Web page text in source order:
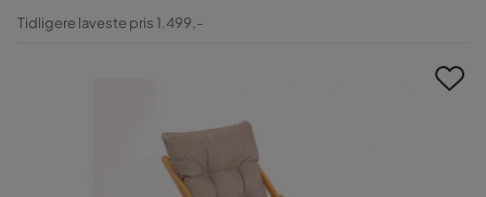
Pris
Original
Tidligere laveste pris 1.499,-